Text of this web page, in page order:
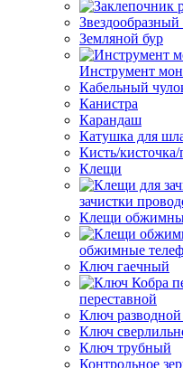
Земляной бур
Инструмент
Кабельный
Канистра
Карандаш
Катушка для
Кисть/
Клещи
зачистки
Клещи
обжимные
Ключ гаечный
переставной
Ключ
Ключ
Ключ трубный
Контрольное